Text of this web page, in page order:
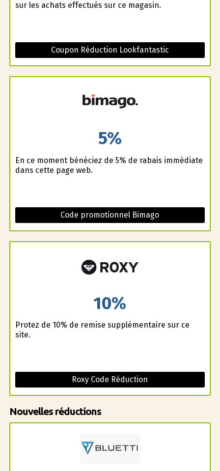
sur les achats effectués sur ce magasin.
Coupon Réduction Lookfantastic
5%
En ce moment bénéficiez de 5% de rabais immédiate
dans cette page web.
Code promotionnel Bimago
10%
Profitez de 10% de remise supplémentaire sur ce
site.
Roxy Code Réduction
Nouvelles réductions